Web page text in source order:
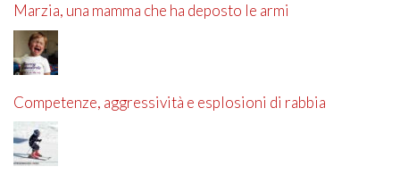
Marzia, una mamma che ha deposto le armi
Competenze, aggressività e esplosioni di rabbia